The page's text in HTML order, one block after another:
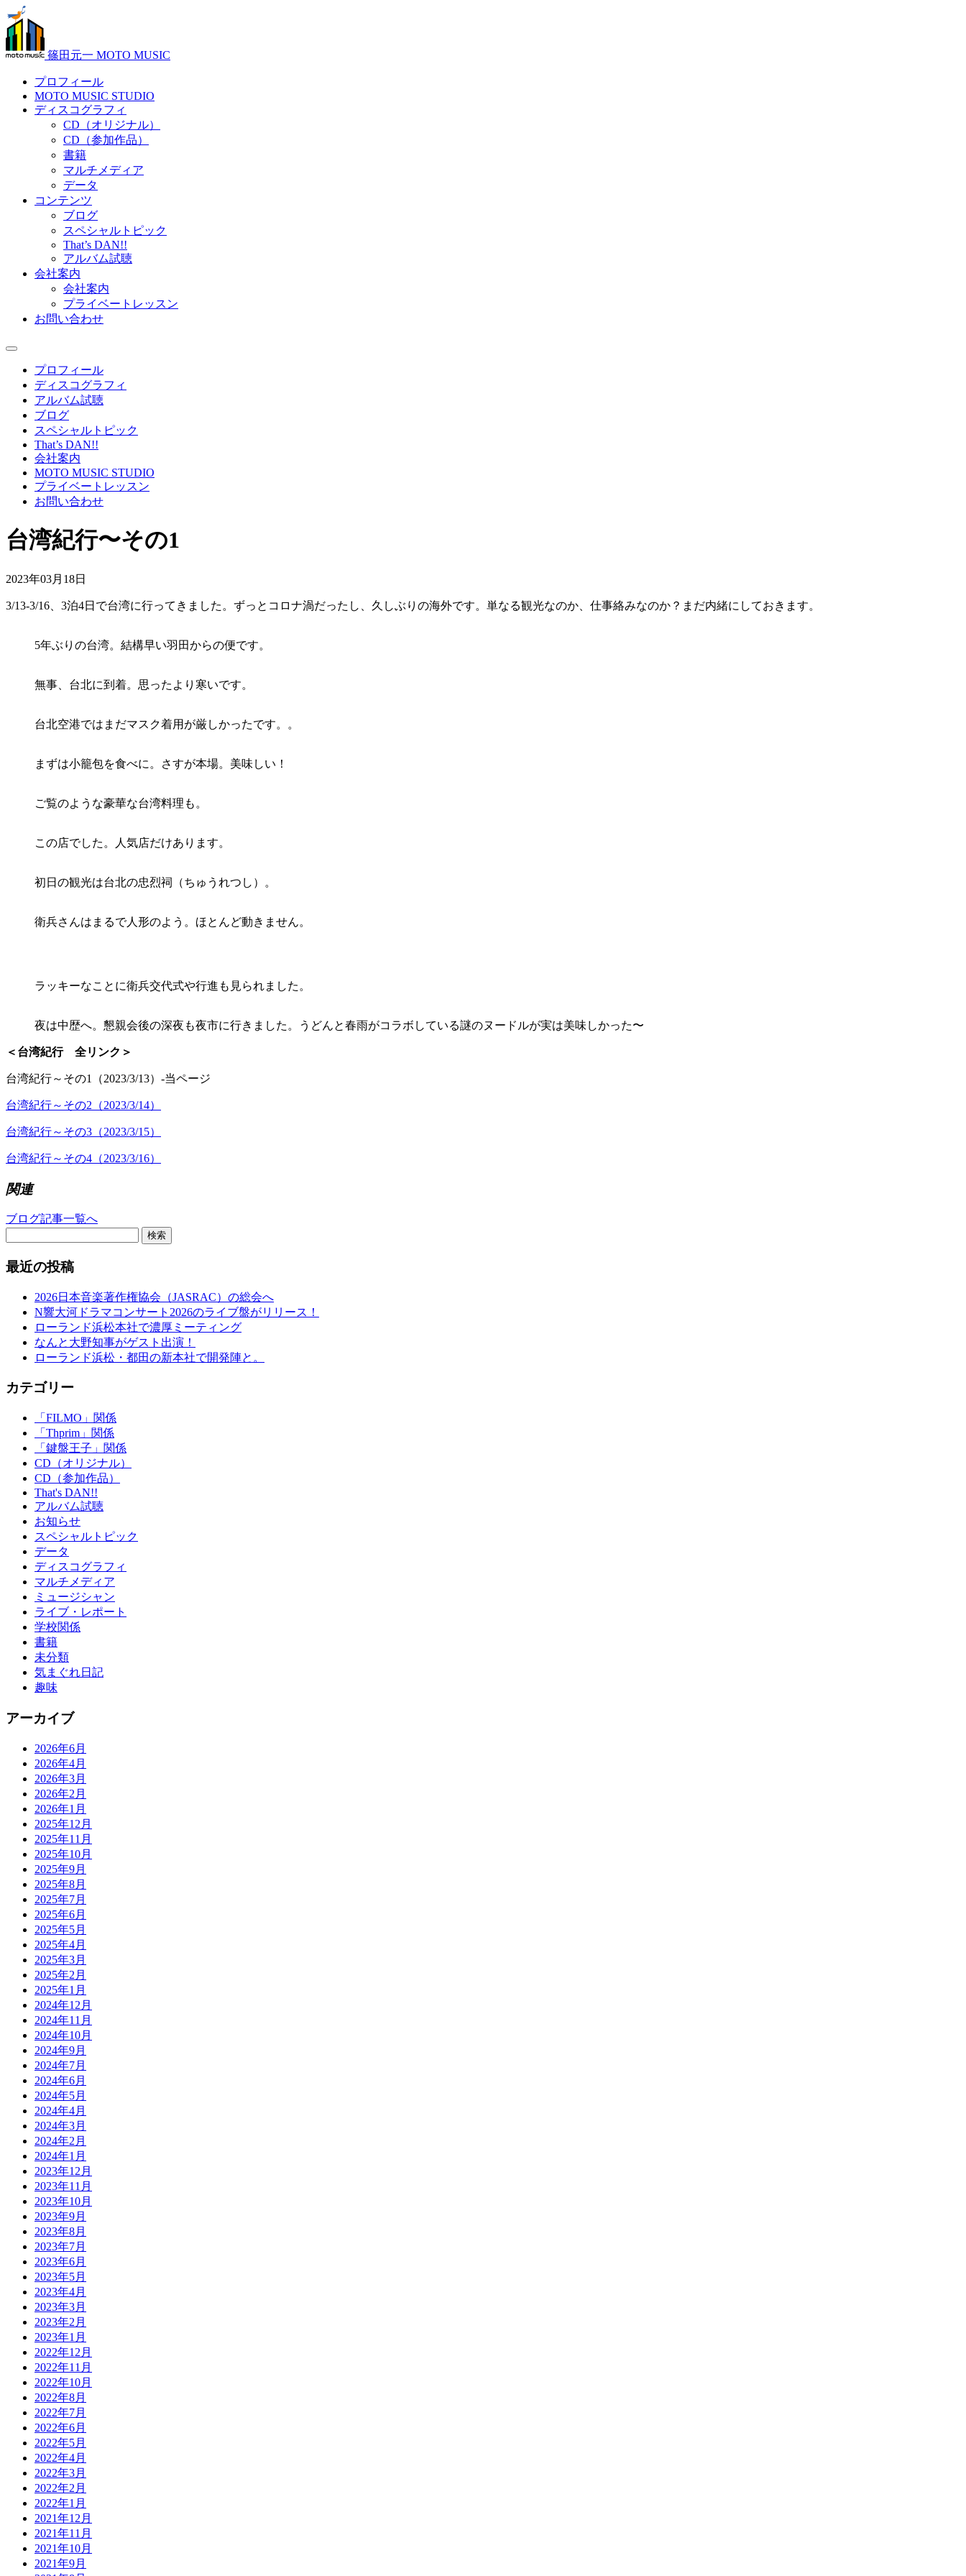
篠田元一 MOTO MUSIC
プロフィール
MOTO MUSIC STUDIO
ディスコグラフィ
CD（オリジナル）
CD（参加作品）
書籍
マルチメディア
データ
コンテンツ
ブログ
スペシャルトピック
That’s DAN!!
アルバム試聴
会社案内
会社案内
プライベートレッスン
お問い合わせ
プロフィール
ディスコグラフィ
アルバム試聴
ブログ
スペシャルトピック
That’s DAN!!
会社案内
MOTO MUSIC STUDIO
プライベートレッスン
お問い合わせ
台湾紀行〜その1
2023年03月18日
3/13-3/16、3泊4日で台湾に行ってきました。ずっとコロナ渦だったし、久しぶりの海外です。単なる観光なのか、仕事絡みなのか？まだ内緒にしておきます。
5年ぶりの台湾。結構早い羽田からの便です。
無事、台北に到着。思ったより寒いです。
台北空港ではまだマスク着用が厳しかったです。。
まずは小籠包を食べに。さすが本場。美味しい！
ご覧のような豪華な台湾料理も。
この店でした。人気店だけあります。
初日の観光は台北の忠烈祠（ちゅうれつし）。
衛兵さんはまるで人形のよう。ほとんど動きません。
ラッキーなことに衛兵交代式や行進も見られました。
夜は中歴へ。懇親会後の深夜も夜市に行きました。うどんと春雨がコラボしている謎のヌードルが実は美味しかった〜
＜台湾紀行 全リンク＞
台湾紀行～その1（2023/3/13）-当ページ
台湾紀行～その2（2023/3/14）
台湾紀行～その3（2023/3/15）
台湾紀行～その4（2023/3/16）
関連
ブログ記事一覧へ
検索
最近の投稿
2026日本音楽著作権協会（JASRAC）の総会へ
N響大河ドラマコンサート2026のライブ盤がリリース！
ローランド浜松本社で濃厚ミーティング
なんと大野知事がゲスト出演！
ローランド浜松・都田の新本社で開発陣と。
カテゴリー
「FILMO」関係
「Thprim」関係
「鍵盤王子」関係
CD（オリジナル）
CD（参加作品）
That's DAN!!
アルバム試聴
お知らせ
スペシャルトピック
データ
ディスコグラフィ
マルチメディア
ミュージシャン
ライブ・レポート
学校関係
書籍
未分類
気まぐれ日記
趣味
アーカイブ
2026年6月
2026年4月
2026年3月
2026年2月
2026年1月
2025年12月
2025年11月
2025年10月
2025年9月
2025年8月
2025年7月
2025年6月
2025年5月
2025年4月
2025年3月
2025年2月
2025年1月
2024年12月
2024年11月
2024年10月
2024年9月
2024年7月
2024年6月
2024年5月
2024年4月
2024年3月
2024年2月
2024年1月
2023年12月
2023年11月
2023年10月
2023年9月
2023年8月
2023年7月
2023年6月
2023年5月
2023年4月
2023年3月
2023年2月
2023年1月
2022年12月
2022年11月
2022年10月
2022年8月
2022年7月
2022年6月
2022年5月
2022年4月
2022年3月
2022年2月
2022年1月
2021年12月
2021年11月
2021年10月
2021年9月